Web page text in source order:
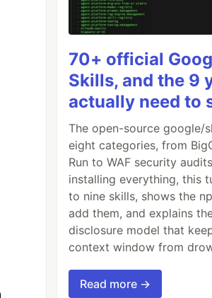
70+ official
Skills, and the 9
actually need to
The open-source google/
eight categories, from
Run to WAF security
installing everything, this
to nine skills, shows the
add them, and explains
disclosure model that
context window from
Read more →